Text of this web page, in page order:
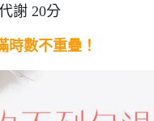
謝 20分
時數不重疊！